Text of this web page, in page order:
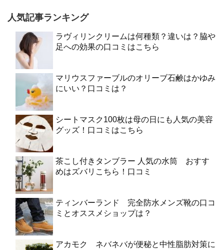
人気記事ランキング
ラヴィリンクリームは何種類？違いは？脇や
足への効果の口コミはこちら
マリウスファーブルのオリーブ石鹸はかゆみ
にいい？口コミは？
シートマスク100枚は母の日にも人気の美容
グッズ！口コミはこちら
茶こし付きタンブラー 人気の水筒 おすす
めはズバリこちら！口コミ
ティンバーランド 完全防水メンズ靴の口コ
ミとオススメショップは？
アカモク ネバネバが便秘と中性脂肪対策に